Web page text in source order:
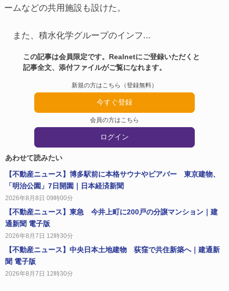
ームなどの共用施設も設けた。
また、積水化学グループのインフ...
この記事は会員限定です。Realnetにご登録いただくと
記事全文、添付ファイルがご覧になれます。
新規の方はこちら（登録無料）
今すぐ登録
会員の方はこちら
ログイン
あわせて読みたい
【不動産ニュース】博多駅前に本格サウナやビアバー 東京建物、
「明治公園」7日開園｜日本経済新聞
2026年8月8日 09時00分
【不動産ニュース】東急 今井上町に200戸の分譲マンション｜建
通新聞 電子版
2026年8月7日 12時30分
【不動産ニュース】中央日本土地建物 荻窪で共住新築へ｜建通新
聞 電子版
2026年8月7日 12時30分